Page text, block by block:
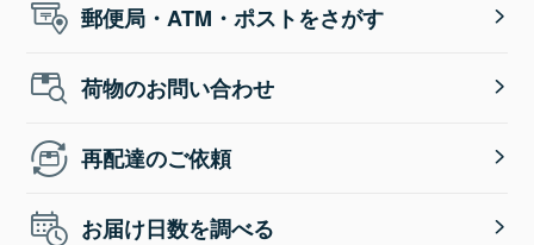
郵便局・ATM・ポストをさがす
荷物のお問い合わせ
再配達のご依頼
お届け日数を調べる